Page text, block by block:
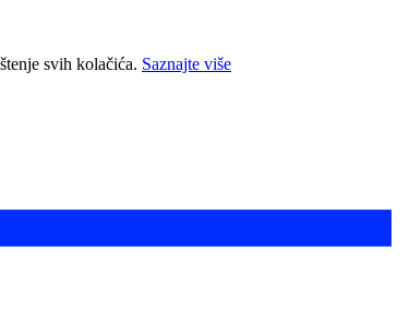
svih kolačića. Saznajte više